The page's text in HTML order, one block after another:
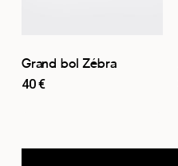
Grand bol Zébra
40€